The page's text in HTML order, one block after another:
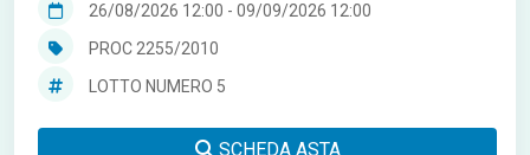
26/08/2026 12:00 - 09/09/2026 12:00
PROC 2255/2010
LOTTO NUMERO 5
SCHEDA ASTA